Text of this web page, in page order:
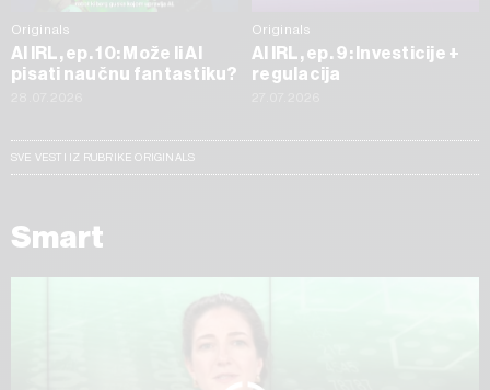
Originals
AI IRL, ep. 10: Može li AI
pisati naučnu fantastiku?
Originals
AI IRL, ep. 9: Investicije +
regulacija
SVE VESTI IZ RUBRIKE ORIGINALS
Smart